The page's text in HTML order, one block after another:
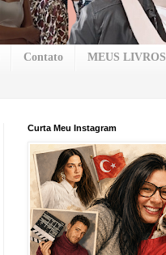
Contato MEUS LIVROS
Curta Meu Instagram